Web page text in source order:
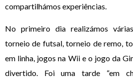
compartilhámos experiências.
No primeiro dia realizámos
torneio de futsal, torneio de remo,
em linha, jogos na Wii e o jogo da
divertido. Foi uma tarde “em